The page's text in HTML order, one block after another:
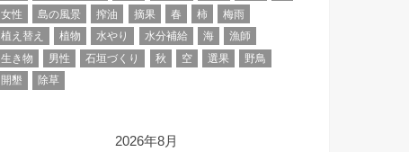
女性
島の風景 搾油 摘果 春 柿
梅雨
植え替え
植物 水やり 水分補給 海
漁師
生き物
男性 石垣づくり 秋 空 選果
野鳥
開墾
除草
2026年8月